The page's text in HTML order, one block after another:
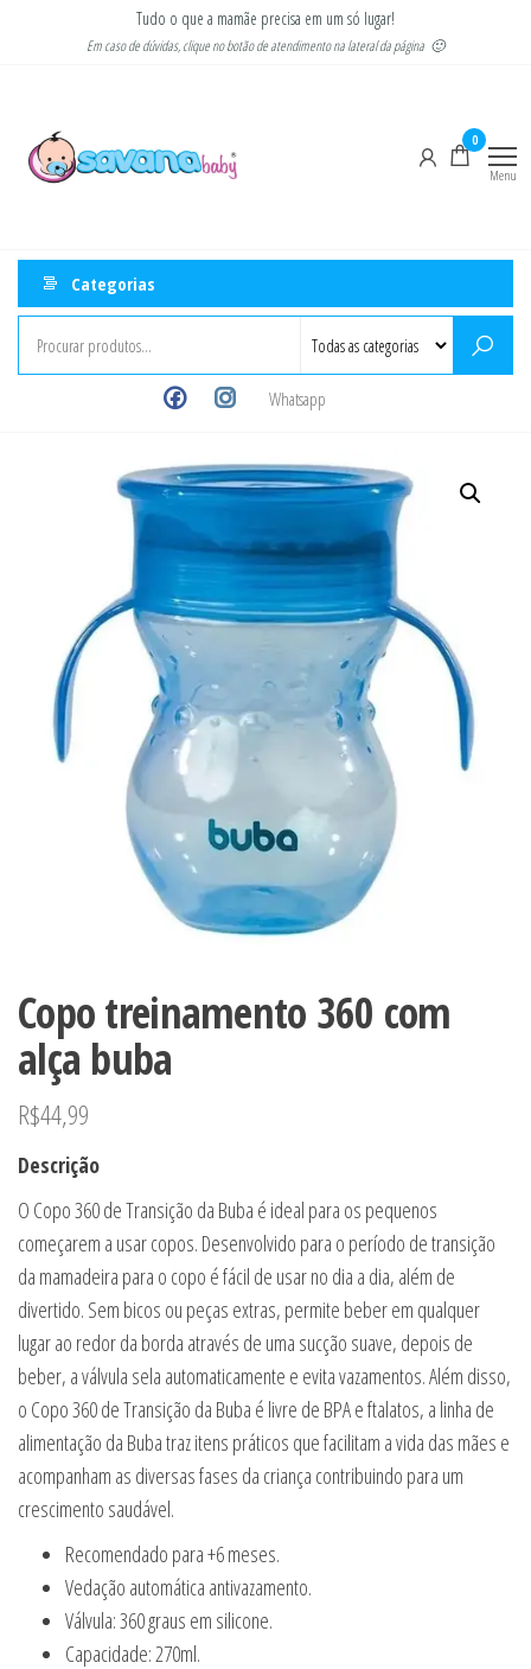
Tudo o que a mamãe precisa em um só lugar!
Em caso de dúvidas, clique no botão de atendimento na lateral da página 🙂
0
Menu
Categorias
Whatsapp
Copo treinamento 360 com
alça buba
R$44,99
Descrição
O Copo 360 de Transição da Buba é ideal para os pequenos
começarem a usar copos. Desenvolvido para o período de transição
da mamadeira para o copo é fácil de usar no dia a dia, além de
divertido. Sem bicos ou peças extras, permite beber em qualquer
lugar ao redor da borda através de uma sucção suave, depois de
beber, a válvula sela automaticamente e evita vazamentos. Além disso,
o Copo 360 de Transição da Buba é livre de BPA e ftalatos, a linha de
alimentação da Buba traz itens práticos que facilitam a vida das mães e
acompanham as diversas fases da criança contribuindo para um
crescimento saudável.
Recomendado para +6 meses.
Vedação automática antivazamento.
Válvula: 360 graus em silicone.
Capacidade: 270ml.